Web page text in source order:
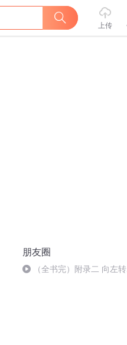
上传
朋友圈
（全书完）附录二 向左